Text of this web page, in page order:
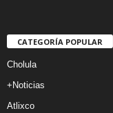
CATEGORÍA POPULAR
Cholula
+Noticias
Atlixco